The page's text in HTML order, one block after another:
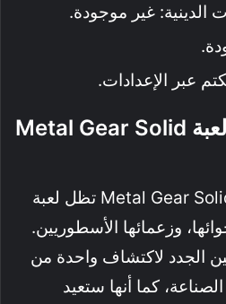
غير موجودة.
عبر الإعدادات.
هل أنصحك بشراء لعبة Metal Gear Solid
لعبة Metal Gear Solid Δ: Snake Eater تظل لعبة
وزعمائها الأسطوريين.
الجدد لاكتشاف واحدة من
كما أنها ستعيد